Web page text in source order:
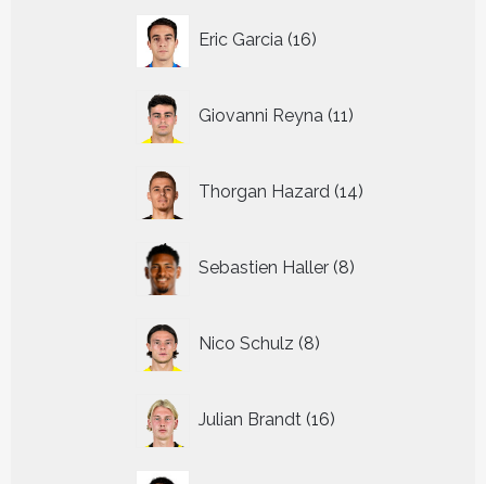
Eric Garcia 16
producten
Giovanni Reyna 11
producten
Thorgan Hazard 14
producten
Sebastien Haller 8
producten
Nico Schulz 8
producten
Julian Brandt 16
producten